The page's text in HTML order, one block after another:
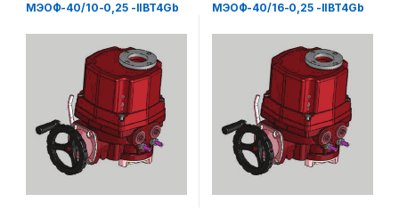
МЭОФ-40/10-0,25 -IIBT4Gb МЭОФ-40/16-0,25 -IIBT4Gb